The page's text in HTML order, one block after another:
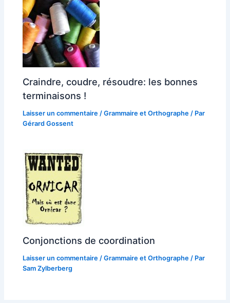
Craindre, coudre, résoudre: les bonnes
terminaisons !
Laisser un commentaire /Grammaire et Orthographe / Par
Gérard Gossent
Conjonctions de coordination
Laisser un commentaire /Grammaire et Orthographe / Par
Sam Zylberberg